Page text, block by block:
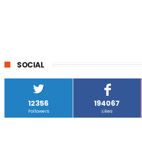
SOCIAL
12356
Followers
194067
Likes